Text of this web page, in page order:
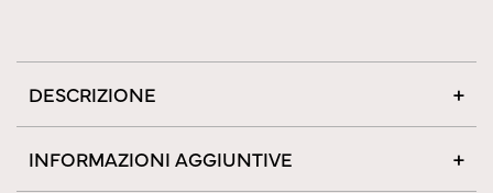
DESCRIZIONE
INFORMAZIONI AGGIUNTIVE